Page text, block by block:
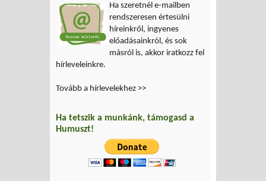
Ha szeretnél e-mailben
rendszeresen értesülni
híreinkről, ingyenes
előadásainkról, és sok
másról is, akkor iratkozz fel
hírleveleinkre.
Tovább a hírlevelekhez >>
Ha tetszik a munkánk, támogasd a
Humuszt!